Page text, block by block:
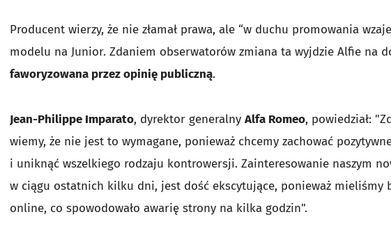
Producent wierzy, że nie złamał prawa, ale “w duchu promowania
modelu na Junior. Zdaniem obserwatorów zmiana ta wyjdzie Alfie na
faworyzowana przez opinię publiczną.
Jean-Philippe Imparato, dyrektor generalny Alfa Romeo, powiedział:
wiemy, że nie jest to wymagane, ponieważ chcemy zachować
i uniknąć wszelkiego rodzaju kontrowersji. Zainteresowanie naszym
w ciągu ostatnich kilku dni, jest dość ekscytujące, ponieważ mieliśmy
online, co spowodowało awarię strony na kilka godzin".